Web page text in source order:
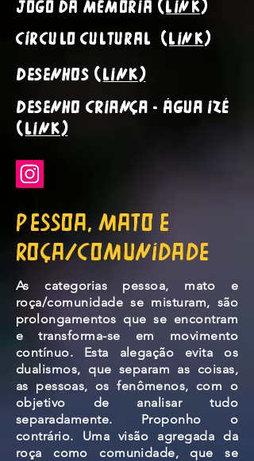
Jogo da Memória (LINK)
Círculo Cultural (LINK)
Desenhos (LINK)
Desenho criança - Água Izé
(LINK)
Pessoa, mato e
roça/comunidade
As categorias pessoa, mato e
roça/comunidade se misturam, são
prolongamentos que se encontram
e transforma-se em movimento
contínuo. Esta alegação evita os
dualismos, que separam as coisas,
as pessoas, os fenômenos, com o
objetivo de analisar tudo
separadamente. Proponho o
contrário. Uma visão agregada da
roça como comunidade, que se